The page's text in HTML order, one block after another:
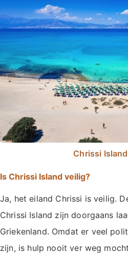
Chrissi
Is Chrissi Island veilig?
Ja, het eiland Chrissi is veilig.
Chrissi Island zijn doorgaans
Griekenland. Omdat er veel
zijn, is hulp nooit ver weg